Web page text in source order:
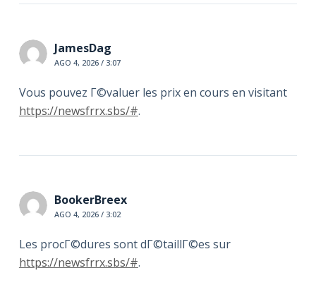
JamesDag
AGO 4, 2026 / 3:07
Vous pouvez Г©valuer les prix en cours en visitant
https://newsfrrx.sbs/#.
BookerBreex
AGO 4, 2026 / 3:02
Les procГ©dures sont dГ©taillГ©es sur
https://newsfrrx.sbs/#.